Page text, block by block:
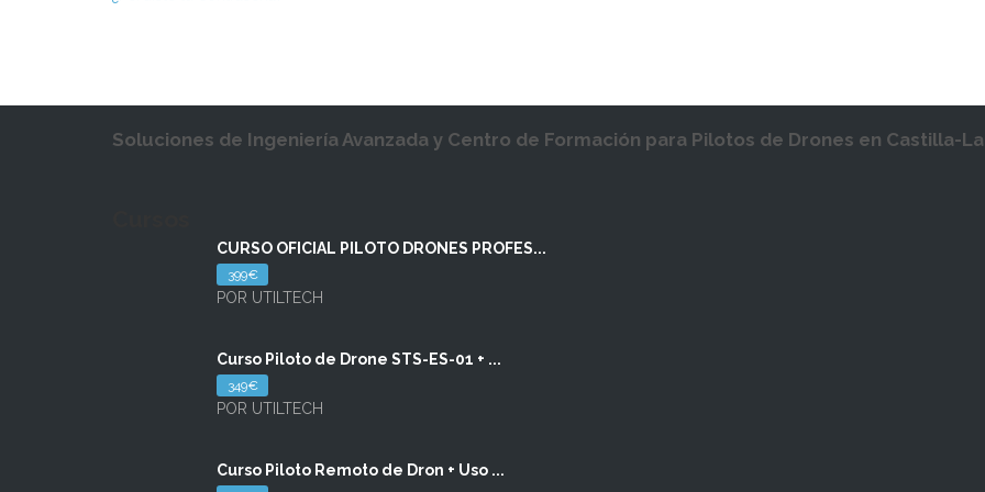
Soluciones de Ingeniería Avanzada y Centro de Formación para Pilotos de Drones en Castilla-
CURSO OFICIAL PILOTO DRONES PROFES...
399€
POR UTILTECH
Curso Piloto de Drone STS-ES-01 + ...
349€
POR UTILTECH
Curso Piloto Remoto de Dron + Uso ...